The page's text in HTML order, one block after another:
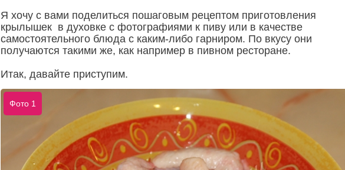
Я хочу с вами поделиться пошаговым рецептом приготовления
крылышек в духовке с фотографиями к пиву или в качестве
самостоятельного блюда с каким-либо гарниром. По вкусу они
получаются такими же, как например в пивном ресторане.
Итак, давайте приступим.
Фото 1